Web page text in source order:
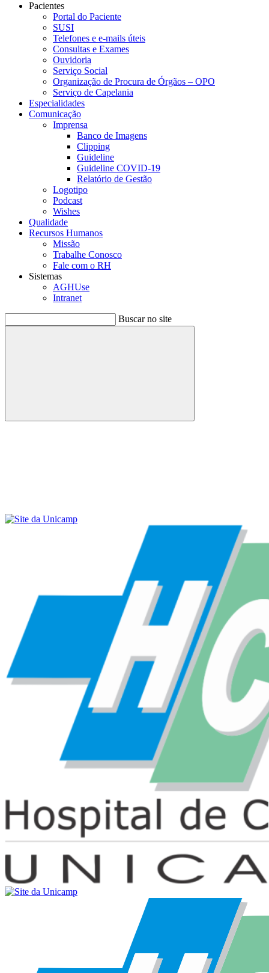
Pacientes
Portal do Paciente
SUSI
Telefones e e-mails úteis
Consultas e Exames
Ouvidoria
Serviço Social
Organização de Procura de Órgãos – OPO
Serviço de Capelania
Especialidades
Comunicação
Imprensa
Banco de Imagens
Clipping
Guideline
Guideline COVID-19
Relatório de Gestão
Logotipo
Podcast
Wishes
Qualidade
Recursos Humanos
Missão
Trabalhe Conosco
Fale com o RH
Sistemas
AGHUse
Intranet
Buscar no site
Buscar